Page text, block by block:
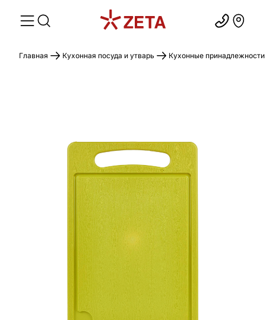
Главная Кухонная посуда и утварь Кухонные принадлежности